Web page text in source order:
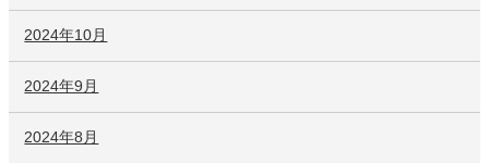
2024年10月
2024年9月
2024年8月